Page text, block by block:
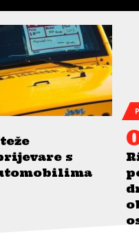
s